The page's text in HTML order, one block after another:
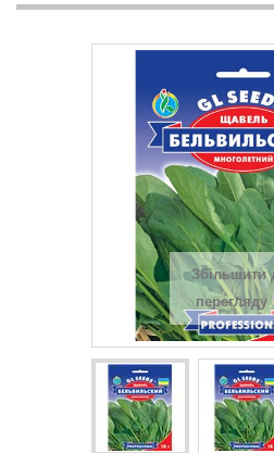
Збільшити
перегляду